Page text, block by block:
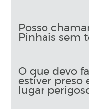
Posso
Pinhais sem
O que devo
estiver preso
lugar